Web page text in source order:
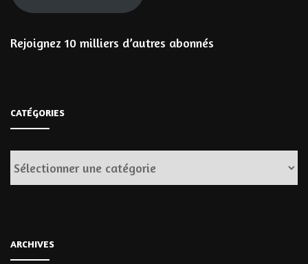
Rejoignez 10 milliers d’autres abonnés
CATÉGORIES
Catégories
ARCHIVES